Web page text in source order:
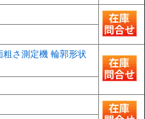
さ測定機 輪郭形状